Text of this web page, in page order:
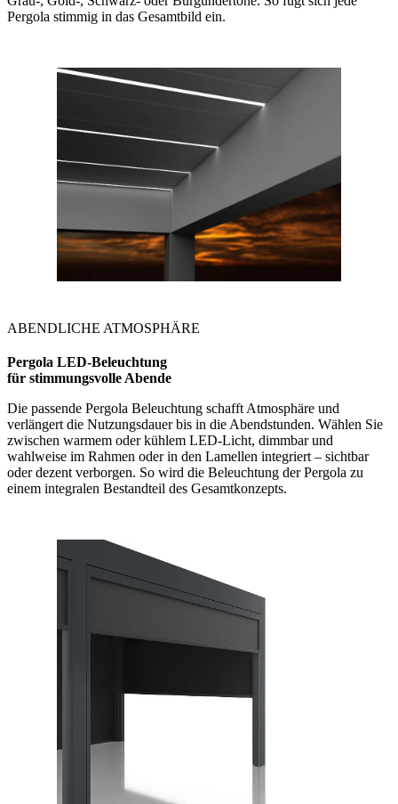
Pergola stimmig in das Gesamtbild ein.
ABENDLICHE ATMOSPHÄRE
Pergola LED-Beleuchtung
für stimmungsvolle Abende
Die passende Pergola Beleuchtung schafft Atmosphäre und
verlängert die Nutzungsdauer bis in die Abendstunden. Wählen Sie
zwischen warmem oder kühlem LED-Licht, dimmbar und
wahlweise im Rahmen oder in den Lamellen integriert – sichtbar
oder dezent verborgen. So wird die Beleuchtung der Pergola zu
einem integralen Bestandteil des Gesamtkonzepts.